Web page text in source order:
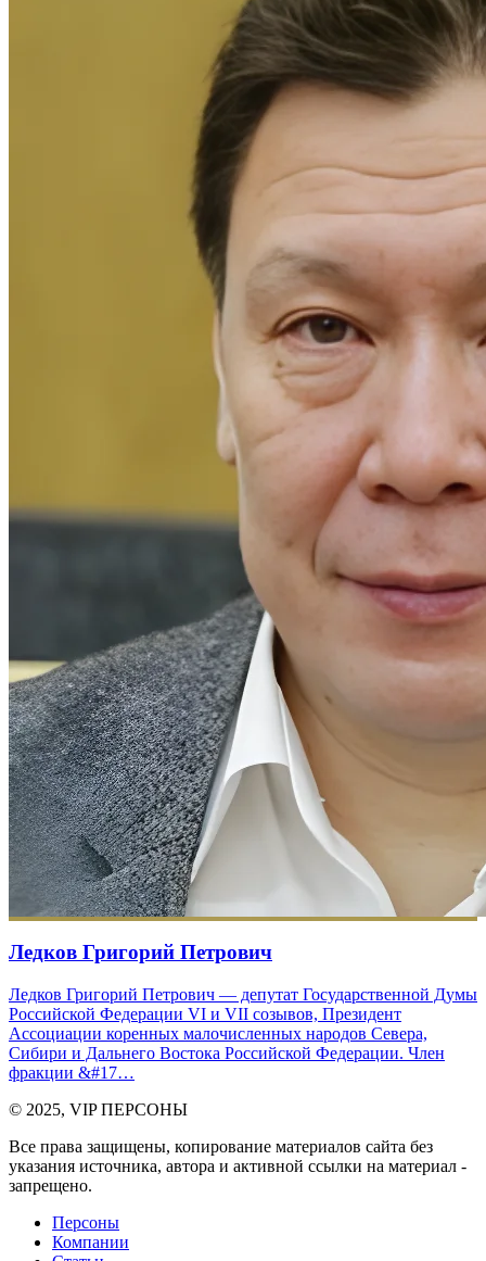
Ледков Григорий Петрович
Ледков Григорий Петрович — депутат Государственной Думы
Российской Федерации VI и VII созывов, Президент
Ассоциации коренных малочисленных народов Севера,
Сибири и Дальнего Востока Российской Федерации. Член
фракции &#17…
© 2025, VIP ПЕРСОНЫ
Все права защищены, копирование материалов сайта без
указания источника, автора и активной ссылки на материал -
запрещено.
Персоны
Компании